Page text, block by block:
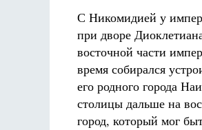
С Никомидией у
при дворе
восточной части
время собирался
его родного города
столицы дальше на
город, который мог